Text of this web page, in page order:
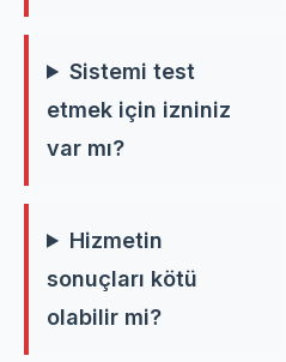
Sistemi test
etmek için izniniz
var mı?
Hizmetin
sonuçları kötü
olabilir mi?